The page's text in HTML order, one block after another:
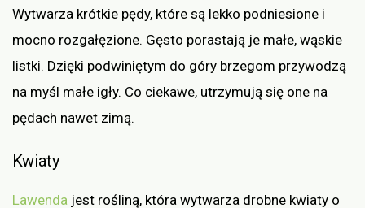
Wytwarza krótkie pędy, które są lekko podniesione i
mocno rozgałęzione. Gęsto porastają je małe, wąskie
listki. Dzięki podwiniętym do góry brzegom przywodzą
na myśl małe igły. Co ciekawe, utrzymują się one na
pędach nawet zimą.
Kwiaty
Lawenda jest rośliną, która wytwarza drobne kwiaty o